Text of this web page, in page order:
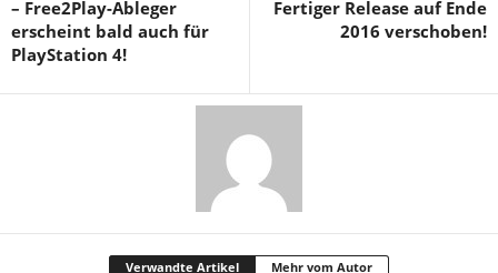
– Free2Play-Ableger
erscheint bald auch für
PlayStation 4!
Fertiger Release auf Ende
2016 verschoben!
Verwandte Artikel Mehr vom Autor